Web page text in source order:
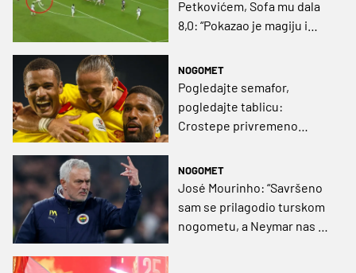
Petkovićem, Sofa mu dala
8,0: “Pokazao je magiju i
NOGOMET
Pogledajte semafor,
pogledajte tablicu:
Crostepe privremeno
NOGOMET
José Mourinho: “Savršeno
sam se prilagodio turskom
nogometu, a Neymar nas ne